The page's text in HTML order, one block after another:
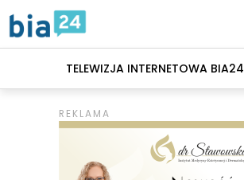
TELEWIZJA INTERNETOWA BIA24